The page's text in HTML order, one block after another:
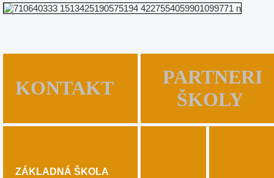
KONTAKT
PARTNERI
ŠKOLY
ZÁKLADNÁ ŠKOLA